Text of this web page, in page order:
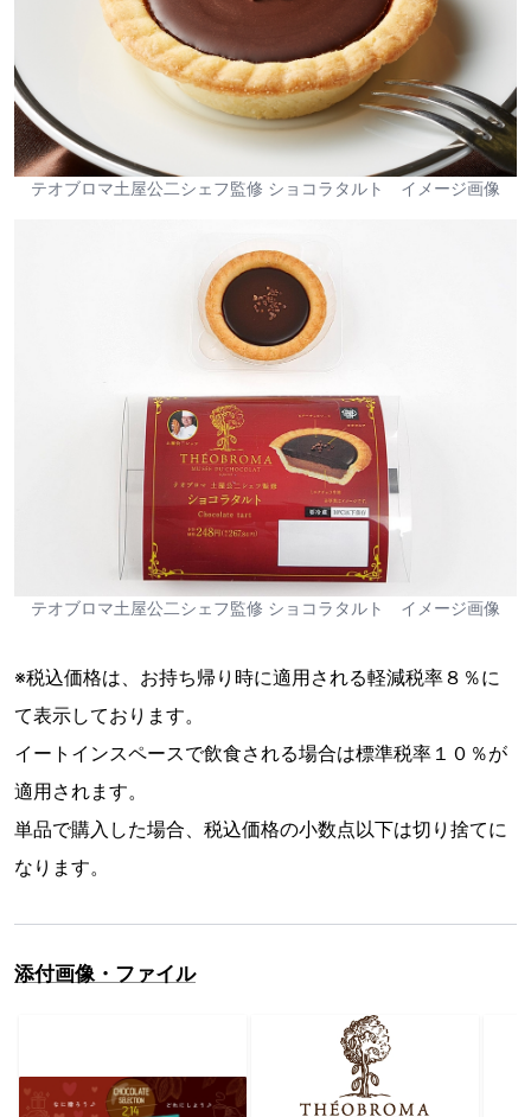
テオブロマ土屋公二シェフ監修 ショコラタルト イメージ画像
テオブロマ土屋公二シェフ監修 ショコラタルト イメージ画像
※税込価格は、お持ち帰り時に適用される軽減税率８％に
て表示しております。
イートインスペースで飲食される場合は標準税率１０％が
適用されます。
単品で購入した場合、税込価格の小数点以下は切り捨てに
なります。
添付画像・ファイル